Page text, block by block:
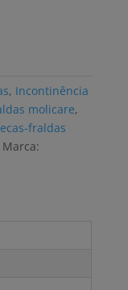
, Incontinência
molicare,
fraldas
Marca: